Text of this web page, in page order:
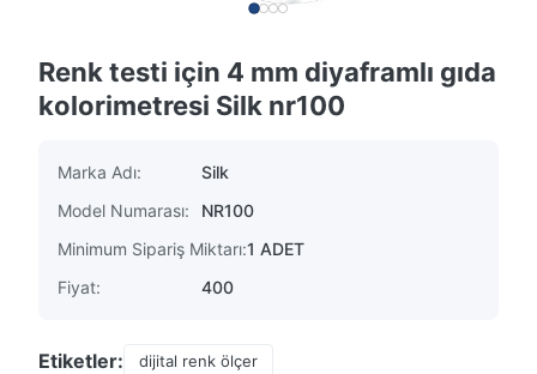
Renk testi için 4 mm diyaframlı gıda
kolorimetresi Silk nr100
Marka Adı:
Silk
Model Numarası:
NR100
Minimum Sipariş Miktarı:1 ADET
Fiyat:
400
Etiketler:
dijital renk ölçer